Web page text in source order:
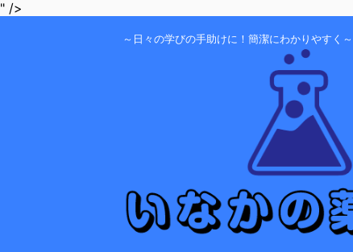
" />
～日々の学びの手助けに！簡潔にわかりやすく～